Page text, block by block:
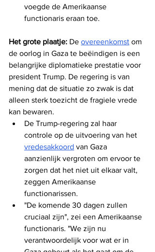
voegde de Amerikaanse
functionaris eraan toe.
Het grote plaatje: De overeenkomst om
de oorlog in Gaza te beëindigen is een
belangrijke diplomatieke prestatie voor
president Trump. De regering is van
mening dat de situatie zo zwak is dat
alleen sterk toezicht de fragiele vrede
kan bewaren.
De Trump-regering zal haar
controle op de uitvoering van het
vredesakkoord van Gaza
aanzienlijk vergroten om ervoor te
zorgen dat het niet uit elkaar valt,
zeggen Amerikaanse
functionarissen.
"De komende 30 dagen zullen
cruciaal zijn", zei een Amerikaanse
functionaris. "We zijn nu
verantwoordelijk voor wat er in